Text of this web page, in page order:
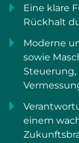
Eine klare
Rückhalt
Moderne
sowie
Steuerung,
einem